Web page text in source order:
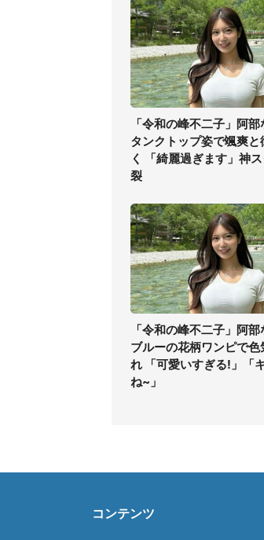
「令和の峰不二子」阿部
タンクトップ姿で颯爽と
く 「綺麗過ぎます」神
裂
「令和の峰不二子」阿部
ブルーの花柄ワンピで色
れ 「可愛いすぎる!」「
ね~」
コンテンツ